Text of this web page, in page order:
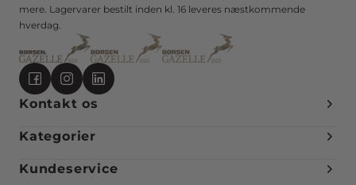
mere. Lagervarer bestilt inden kl. 16 leveres næstkommende
hverdag.
Kontakt os
Kategorier
Kundeservice